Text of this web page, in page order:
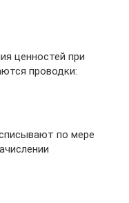
ценностей при
проводки:
по мере